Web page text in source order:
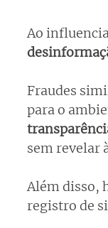
Ao
Fraudes
para o
sem revelar
Além disso,
registro de